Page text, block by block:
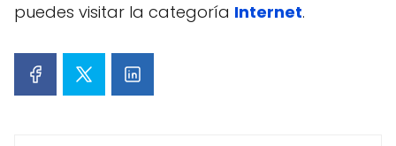
puedes visitar la categoría Internet.